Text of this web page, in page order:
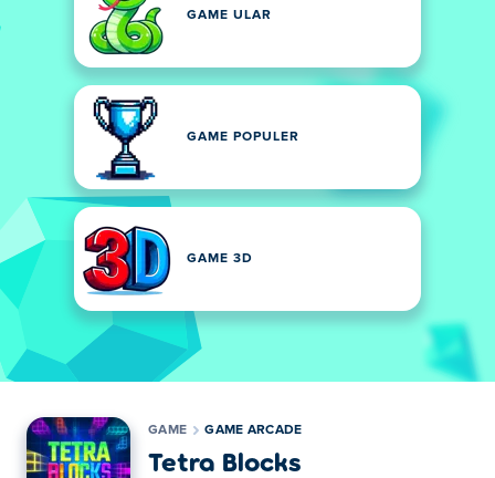
GAME ULAR
GAME POPULER
GAME 3D
GAME GAME ARCADE
Tetra Blocks